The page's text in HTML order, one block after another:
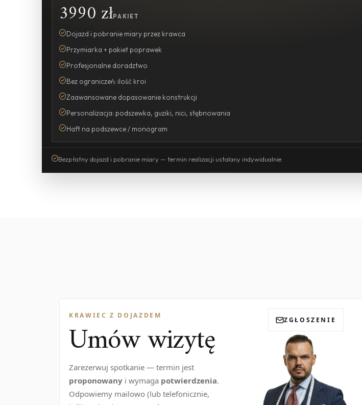
3990 złPAKIET
Dojazd i pobranie miary przez krawca
Przymiarka + pakiet poprawek
Profesjonalne doradztwo
Bez ograniczeń: ilość kroi
Zaawansowane dopasowanie konstrukcji
Personalizacja: podszewka, guziki, nici, stębnowania
Haft na podszewce / monogram
Bezpłatny dojazd i pobranie miary — termin realizacji ustalany indywidualnie.
KRAWIEC Z DOJAZDEM
Umów wizytę
Zarezerwuj spotkanie — termin jest
proponowany i wymaga potwierdzenia.
Odpowiemy mailowo (lub telefonicznie,
ZGŁOSZENIE